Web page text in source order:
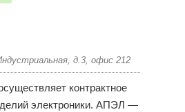
д.3, офис 212
контрактное
электроники. АПЭЛ —